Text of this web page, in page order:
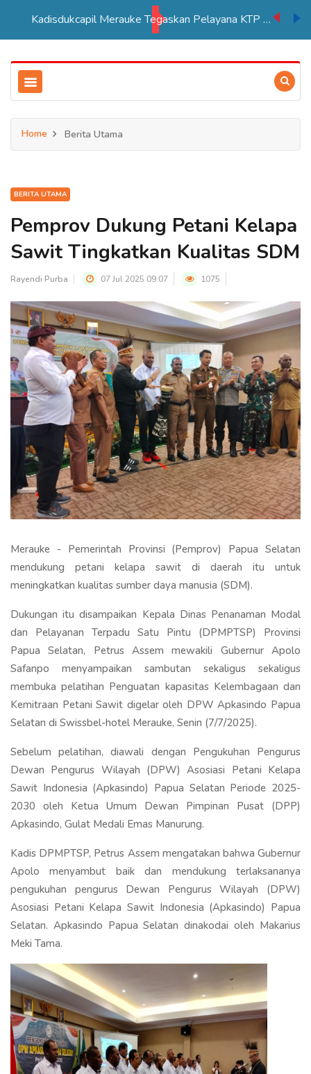
PSN Tebu di Merauke Ditargetkan Beroperasi 2027,
Home Berita Utama
BERITA UTAMA
Pemprov Dukung Petani Kelapa
Sawit Tingkatkan Kualitas SDM
Rayendi Purba 07 Jul 2025 09:07 1075
Merauke - Pemerintah Provinsi (Pemprov) Papua Selatan
mendukung petani kelapa sawit di daerah itu untuk
meningkatkan kualitas sumber daya manusia (SDM).
Dukungan itu disampaikan Kepala Dinas Penanaman Modal
dan Pelayanan Terpadu Satu Pintu (DPMPTSP) Provinsi
Papua Selatan, Petrus Assem mewakili Gubernur Apolo
Safanpo menyampaikan sambutan sekaligus sekaligus
membuka pelatihan Penguatan kapasitas Kelembagaan dan
Kemitraan Petani Sawit digelar oleh DPW Apkasindo Papua
Selatan di Swissbel-hotel Merauke, Senin (7/7/2025).
Sebelum pelatihan, diawali dengan Pengukuhan Pengurus
Dewan Pengurus Wilayah (DPW) Asosiasi Petani Kelapa
Sawit Indonesia (Apkasindo) Papua Selatan Periode 2025-
2030 oleh Ketua Umum Dewan Pimpinan Pusat (DPP)
Apkasindo, Gulat Medali Emas Manurung.
Kadis DPMPTSP, Petrus Assem mengatakan bahwa Gubernur
Apolo menyambut baik dan mendukung terlaksananya
pengukuhan pengurus Dewan Pengurus Wilayah (DPW)
Asosiasi Petani Kelapa Sawit Indonesia (Apkasindo) Papua
Selatan. Apkasindo Papua Selatan dinakodai oleh Makarius
Meki Tama.